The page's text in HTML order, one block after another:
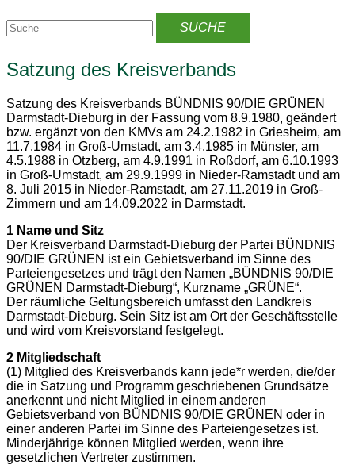
Satzung des Kreisverbands
Satzung des Kreisverbands BÜNDNIS 90/DIE GRÜNEN
Darmstadt-Dieburg in der Fassung vom 8.9.1980, geändert
bzw. ergänzt von den KMVs am 24.2.1982 in Griesheim, am
11.7.1984 in Groß-Umstadt, am 3.4.1985 in Münster, am
4.5.1988 in Otzberg, am 4.9.1991 in Roßdorf, am 6.10.1993
in Groß-Umstadt, am 29.9.1999 in Nieder-Ramstadt und am
8. Juli 2015 in Nieder-Ramstadt, am 27.11.2019 in Groß-
Zimmern und am 14.09.2022 in Darmstadt.
1 Name und Sitz
Der Kreisverband Darmstadt-Dieburg der Partei BÜNDNIS
90/DIE GRÜNEN ist ein Gebietsverband im Sinne des
Parteiengesetzes und trägt den Namen „BÜNDNIS 90/DIE
GRÜNEN Darmstadt-Dieburg“, Kurzname „GRÜNE“.
Der räumliche Geltungsbereich umfasst den Landkreis
Darmstadt-Dieburg. Sein Sitz ist am Ort der Geschäftsstelle
und wird vom Kreisvorstand festgelegt.
2 Mitgliedschaft
(1) Mitglied des Kreisverbands kann jede*r werden, die/der
die in Satzung und Programm geschriebenen Grundsätze
anerkennt und nicht Mitglied in einem anderen
Gebietsverband von BÜNDNIS 90/DIE GRÜNEN oder in
einer anderen Partei im Sinne des Parteiengesetzes ist.
Minderjährige können Mitglied werden, wenn ihre
gesetzlichen Vertreter zustimmen.